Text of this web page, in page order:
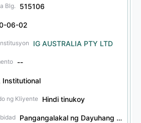
Blg. 515106
06-02
IG AUSTRALIA PTY LTD
--
Institutional
ng Kliyente Hindi tinukoy
Pangangalakal ng Dayuhang Pera, Pagpapayo sa Pamumuhunan sa Dayuhang Pera, Pangangalakal ng Deribatibong Pinansyal, Pagpapayo sa Pamumuhunan sa Deribatibong Pinansyal, Pagpapayo sa Pamumuhunan sa Sekuridad, Serbisyong Tiwala